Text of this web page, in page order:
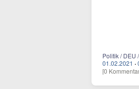
Politik / DEU
01.02.2021 ·
[0